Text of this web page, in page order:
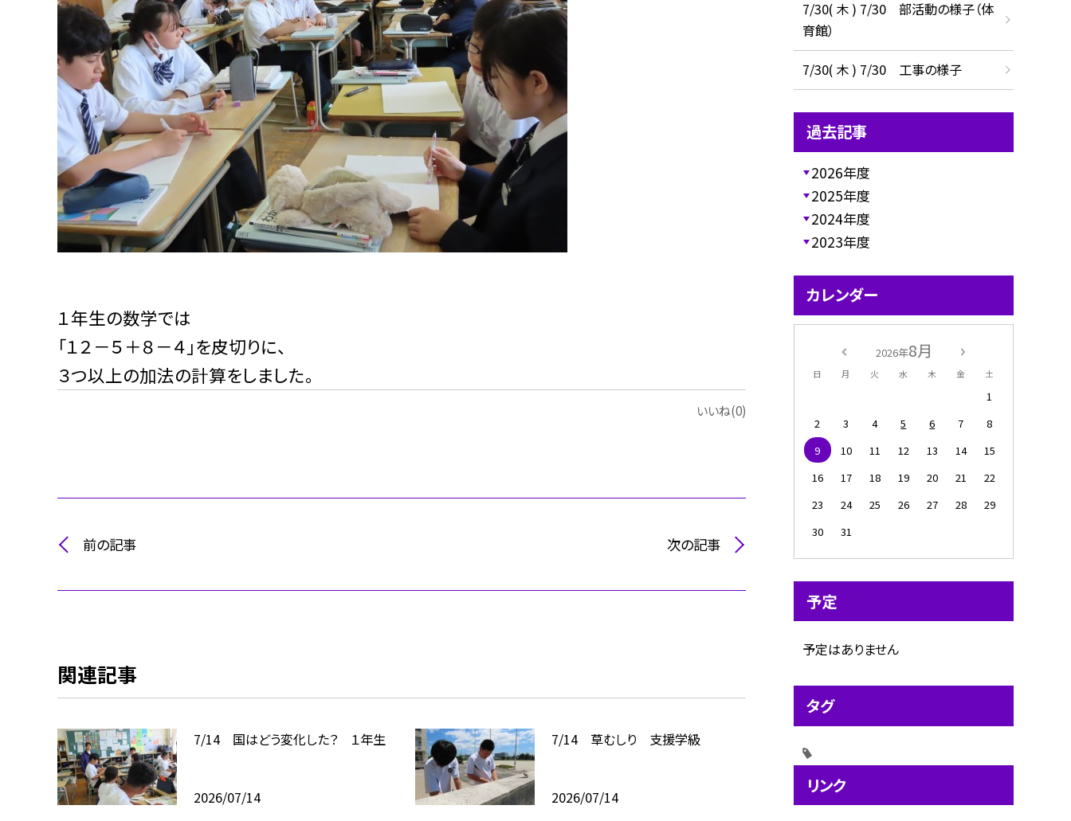
１年生の数学では
「１２－５＋８－４」を皮切りに、
３つ以上の加法の計算をしました。
いいね(0)
前の記事 次の記事
関連記事
7/14 国はどう変化した？ １年生
2026/07/14
7/14 草むしり 支援学級
2026/07/14
7/30( 木 ) 7/30 部活動の様子（体
育館）
7/30( 木 ) 7/30 工事の様子
過去記事
2026年度
2025年度
2024年度
2023年度
カレンダー
2026年8月
日 月 火 水 木 金 土
1
2
3 4 5 6 7
8
9
10 11 12 13 14
15
16
17 18 19 20 21
22
23
24 25 26 27 28
29
30
31
予定
予定はありません
タグ
リンク